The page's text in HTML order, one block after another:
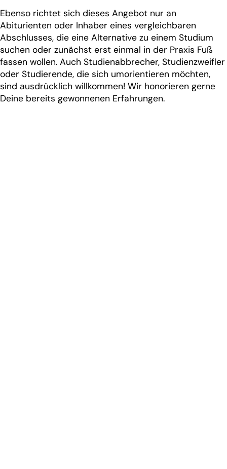
Ebenso richtet sich dieses Angebot nur an
Abiturienten oder Inhaber eines vergleichbaren
Abschlusses, die eine Alternative zu einem Studium
suchen oder zunächst erst einmal in der Praxis Fuß
fassen wollen. Auch Studienabbrecher, Studienzweifler
oder Studierende, die sich umorientieren möchten,
sind ausdrücklich willkommen! Wir honorieren gerne
Deine bereits gewonnenen Erfahrungen.